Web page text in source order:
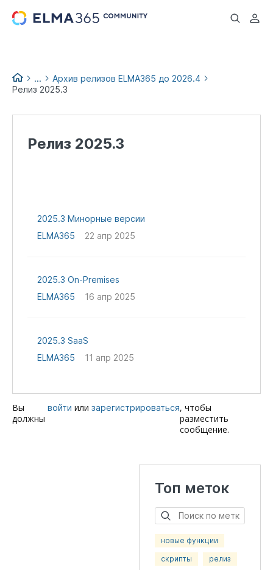
...
...
ELMA365
Архив релизов ELMA365 до 2026.4
Релиз 2025.3
Релиз 2025.3
2025.3 Минорные версии
ELMA365
22 апр 2025
2025.3 On-Premises
ELMA365
16 апр 2025
2025.3 SaaS
ELMA365
11 апр 2025
Вы
должны
войти или зарегистрироваться, чтобы
разместить
сообщение.
Топ меток
новые функции
скрипты
релиз